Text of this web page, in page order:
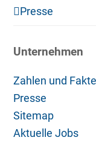
Presse
Unternehmen
Zahlen und
Presse
Sitemap
Aktuelle Jobs